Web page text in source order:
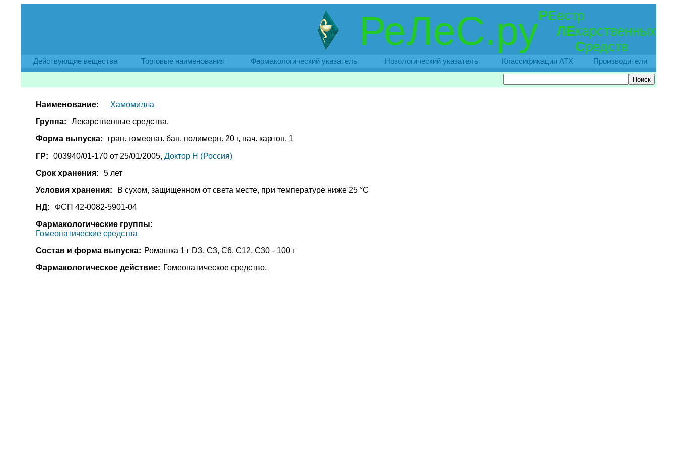
РеЛеС.руРЕестр
ЛЕкарственных
Средств
Действующие вещества Торговые наименования Фармакологический указатель Нозологический указатель Классификация АТХ Производители
Наименование:
Хамомилла
Группа:
Лекарственные средства.
Форма выпуска:
гран. гомеопат. бан. полимерн. 20 г, пач. картон. 1
ГР:
003940/01-170 от 25/01/2005, Доктор Н (Россия)
Срок хранения:
5 лет
Условия хранения:
В сухом, защищенном от света месте, при температуре ниже 25 °C
НД:
ФСП 42-0082-5901-04
Фармакологические группы:
Гомеопатические средства
Состав и форма выпуска: Ромашка 1 г D3, С3, С6, С12, С30 - 100 г
Фармакологическое действие: Гомеопатическое средство.